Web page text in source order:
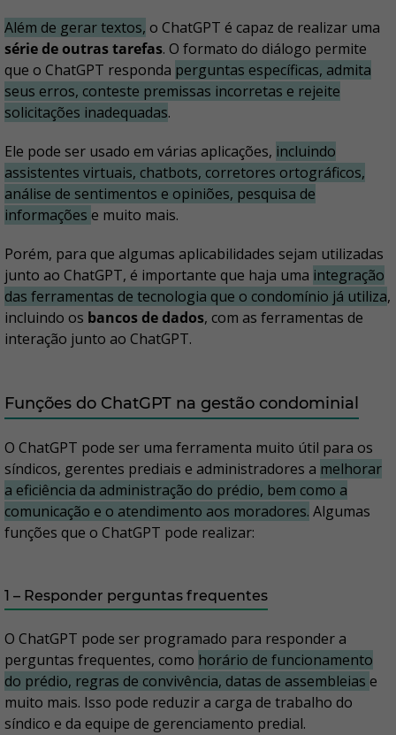
Além de gerar textos, o ChatGPT é capaz de realizar uma
série de outras tarefas. O formato do diálogo permite
que o ChatGPT responda perguntas específicas, admita
seus erros, conteste premissas incorretas e rejeite
solicitações inadequadas.
Ele pode ser usado em várias aplicações, incluindo
assistentes virtuais, chatbots, corretores ortográficos,
análise de sentimentos e opiniões, pesquisa de
informações e muito mais.
Porém, para que algumas aplicabilidades sejam utilizadas
junto ao ChatGPT, é importante que haja uma integração
das ferramentas de tecnologia que o condomínio já utiliza,
incluindo os bancos de dados, com as ferramentas de
interação junto ao ChatGPT.
Funções do ChatGPT na gestão condominial
O ChatGPT pode ser uma ferramenta muito útil para os
síndicos, gerentes prediais e administradores a melhorar
a eficiência da administração do prédio, bem como a
comunicação e o atendimento aos moradores. Algumas
funções que o ChatGPT pode realizar:
1 – Responder perguntas frequentes
O ChatGPT pode ser programado para responder a
perguntas frequentes, como horário de funcionamento
do prédio, regras de convivência, datas de assembleias e
muito mais. Isso pode reduzir a carga de trabalho do
síndico e da equipe de gerenciamento predial.